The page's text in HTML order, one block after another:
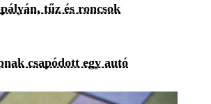
tűz és roncsok
csapódott egy autó